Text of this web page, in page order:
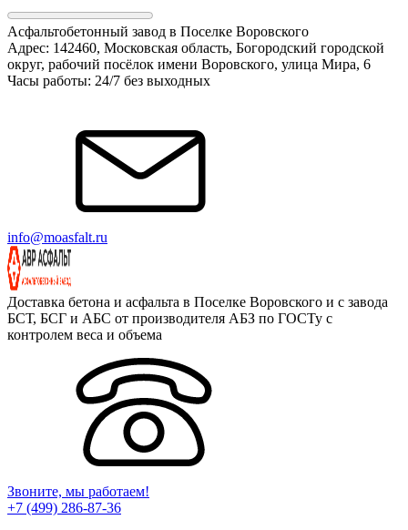
Асфальтобетонный завод в Поселке Воровского
Адрес: 142460, Московская область, Богородский городской
округ, рабочий посёлок имени Воровского, улица Мира, 6
Часы работы: 24/7 без выходных
info@moasfalt.ru
Доставка бетона и асфальта в Поселке Воровского и с завода
БСТ, БСГ и АБС от производителя АБЗ по ГОСТу с
контролем веса и объема
Звоните, мы работаем!
+7 (499) 286-87-36